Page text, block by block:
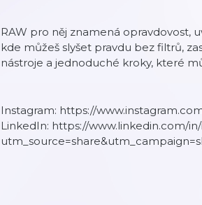
RAW pro něj znamená opravdovost,
kde můžeš slyšet pravdu bez filtrů,
nástroje a jednoduché kroky, které
Instagram: https://
LinkedIn: https://www.linkedin.com/